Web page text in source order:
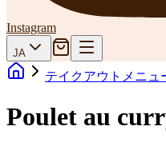
Instagram
JA
テイクアウトメニュ
Poulet au